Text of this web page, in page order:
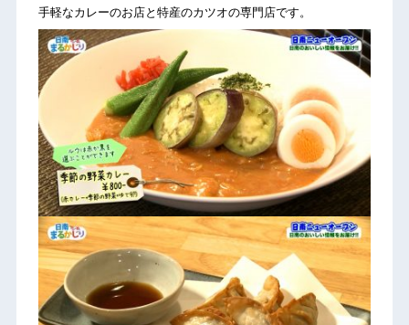
手軽なカレーのお店と特産のカツオの専門店です。